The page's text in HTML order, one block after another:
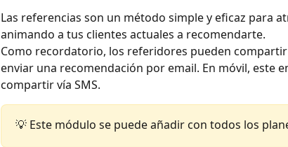
Las referencias son un método simple y eficaz para
animando a tus clientes actuales a recomendarte.
Como recordatorio, los referidores pueden
enviar una recomendación por email. En móvil, este
compartir vía SMS.
💡 Este módulo se puede añadir con todos los